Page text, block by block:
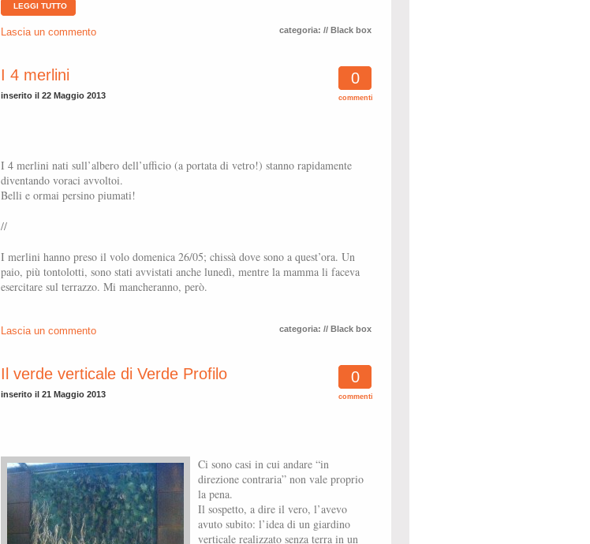
LEGGI TUTTO
categoria: // Black box
Lascia un commento
I 4 merlini
inserito il 22 Maggio 2013
0
commenti
I 4 merlini nati sull’albero dell’ufficio (a portata di vetro!) stanno rapidamente
diventando voraci avvoltoi.
Belli e ormai persino piumati!
//
I merlini hanno preso il volo domenica 26/05; chissà dove sono a quest’ora. Un
paio, più tontolotti, sono stati avvistati anche lunedì, mentre la mamma li faceva
esercitare sul terrazzo. Mi mancheranno, però.
categoria: // Black box
Lascia un commento
Il verde verticale di Verde Profilo
inserito il 21 Maggio 2013
0
commenti
Ci sono casi in cui andare “in
direzione contraria” non vale proprio
la pena.
Il sospetto, a dire il vero, l’avevo
avuto subito: l’idea di un giardino
verticale realizzato senza terra in un